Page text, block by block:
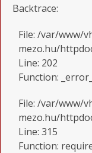
Backtrace:
File: /var/www/
mezo.hu/
Line: 202
Function:
File: /var/www/
mezo.hu/
Line: 315
Function: